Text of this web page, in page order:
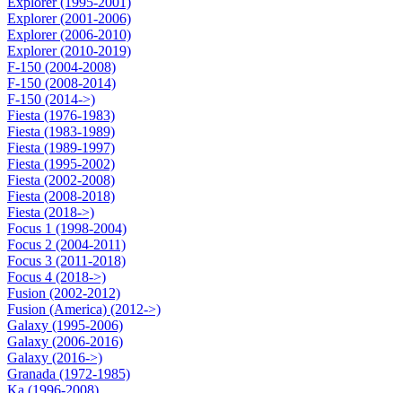
Explorer (2001-2006)
Explorer (2006-2010)
Explorer (2010-2019)
F-150 (2004-2008)
F-150 (2008-2014)
F-150 (2014->)
Fiesta (1976-1983)
Fiesta (1983-1989)
Fiesta (1989-1997)
Fiesta (1995-2002)
Fiesta (2002-2008)
Fiesta (2008-2018)
Fiesta (2018->)
Focus 1 (1998-2004)
Focus 2 (2004-2011)
Focus 3 (2011-2018)
Focus 4 (2018->)
Fusion (2002-2012)
Fusion (America) (2012->)
Galaxy (1995-2006)
Galaxy (2006-2016)
Galaxy (2016->)
Granada (1972-1985)
Ka (1996-2008)